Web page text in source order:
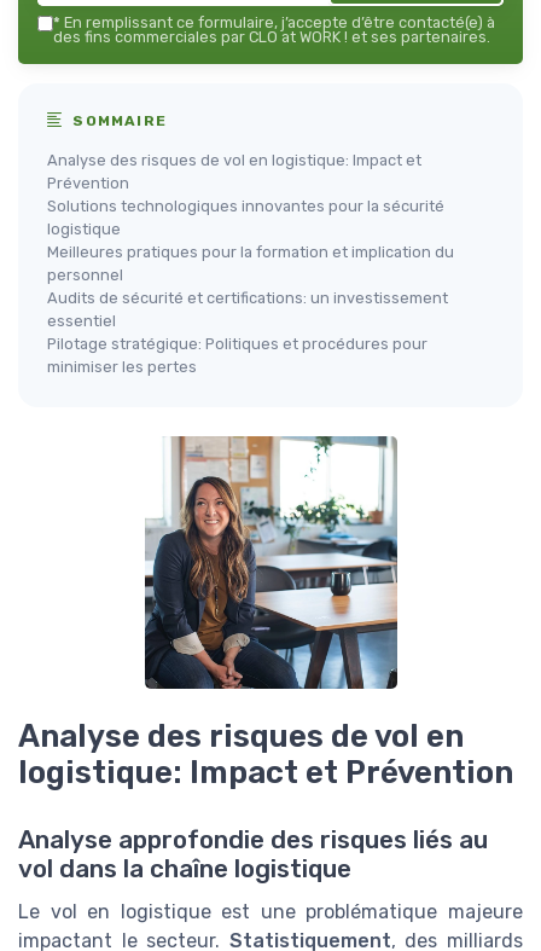
* En remplissant ce formulaire, j’accepte d’être contacté(e) à
des fins commerciales par CLO at WORK ! et ses partenaires.
SOMMAIRE
Analyse des risques de vol en logistique: Impact et
Prévention
Solutions technologiques innovantes pour la sécurité
logistique
Meilleures pratiques pour la formation et implication du
personnel
Audits de sécurité et certifications: un investissement
essentiel
Pilotage stratégique: Politiques et procédures pour
minimiser les pertes
Analyse des risques de vol en
logistique: Impact et Prévention
Analyse approfondie des risques liés au
vol dans la chaîne logistique
Le vol en logistique est une problématique majeure
impactant le secteur. Statistiquement, des milliards